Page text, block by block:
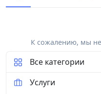
К сожалению, мы не
Все категории
Услуги